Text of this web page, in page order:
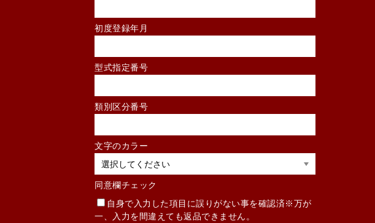
初度登録年月
型式指定番号
類別区分番号
文字のカラー
同意欄チェック
自身で入力した項目に誤りがない事を確認済※万が
一、入力を間違えても返品できません。